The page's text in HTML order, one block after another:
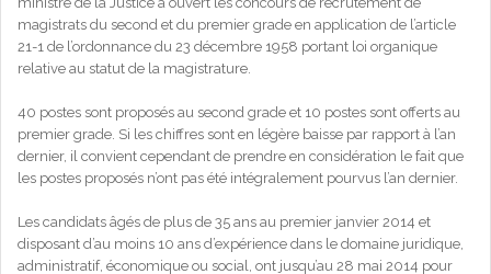
magistrats du second et du premier grade en application de l’article
21-1 de l’ordonnance du 23 décembre 1958 portant loi organique
relative au statut de la magistrature.
40 postes sont proposés au second grade et 10 postes sont offerts au
premier grade. Si les chiffres sont en légère baisse par rapport à l’an
dernier, il convient cependant de prendre en considération le fait que
les postes proposés n’ont pas été intégralement pourvus l’an dernier.
Les candidats âgés de plus de 35 ans au premier janvier 2014 et
disposant d’au moins 10 ans d’expérience dans le domaine juridique,
administratif, économique ou social, ont jusqu’au 28 mai 2014 pour